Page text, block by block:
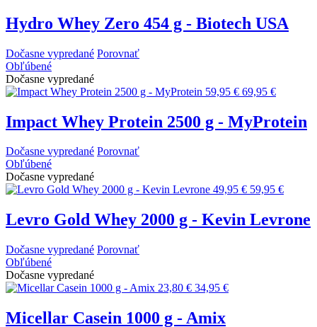
Hydro Whey Zero 454 g - Biotech USA
Dočasne vypredané Porovnať
Obľúbené
Dočasne vypredané
59,95 € 69,95 €
Impact Whey Protein 2500 g - MyProtein
Dočasne vypredané Porovnať
Obľúbené
Dočasne vypredané
49,95 € 59,95 €
Levro Gold Whey 2000 g - Kevin Levrone
Dočasne vypredané Porovnať
Obľúbené
Dočasne vypredané
23,80 € 34,95 €
Micellar Casein 1000 g - Amix